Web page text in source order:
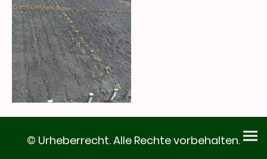
© Urheberrecht. Alle Rechte vorbehalten.